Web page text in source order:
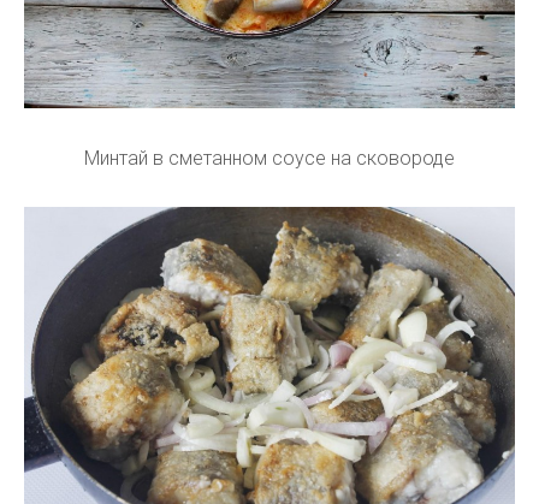
Минтай в сметанном соусе на сковороде